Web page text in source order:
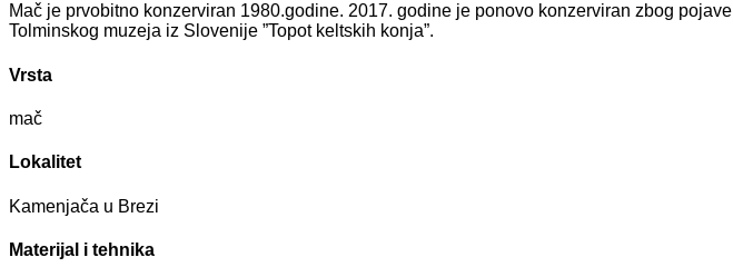
Mač je prvobitno konzerviran 1980.godine. 2017. godine je ponovo konzerviran zbog
Tolminskog muzeja iz Slovenije ”Topot keltskih konja”.
Vrsta
mač
Lokalitet
Kamenjača u Brezi
Materijal i tehnika